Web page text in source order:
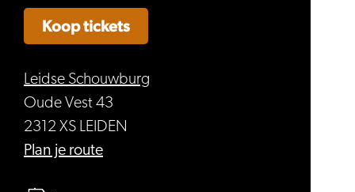
Leidse Schouwburg
Oude Vest 43
2312 XS LEIDEN
Plan je routenaar
Koop tickets